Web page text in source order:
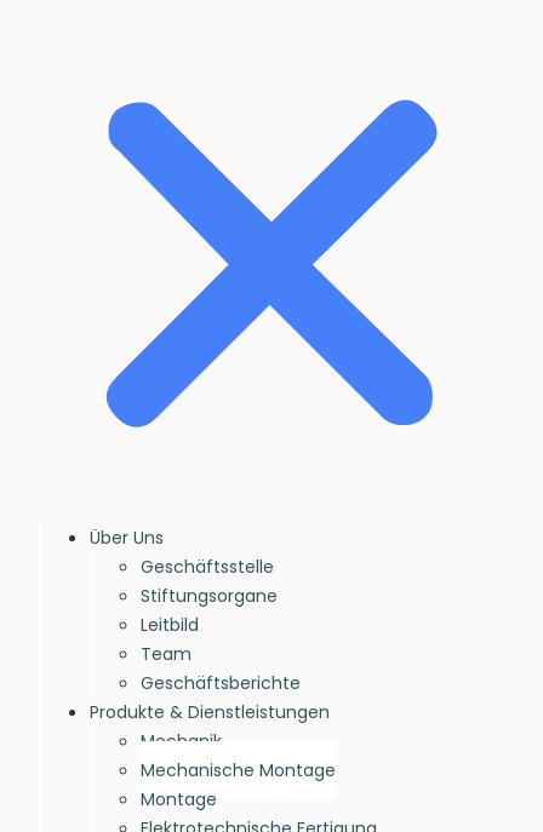
Über Uns
Geschäftsstelle
Stiftungsorgane
Leitbild
Team
Geschäftsberichte
Produkte & Dienstleistungen
Mechanik
Mechanische Montage
Montage